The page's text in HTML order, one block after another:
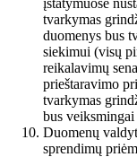
įstatymuose
tvarkymas
duomenys bus
siekimui (visų
reikalavimų
prieštaravimo
tvarkymas
bus veiksmingai
Duomenų
sprendimų